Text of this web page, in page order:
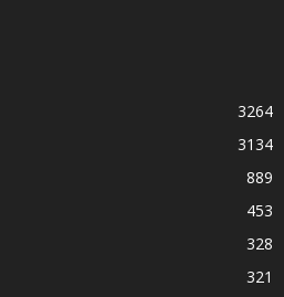
3264
3134
889
453
328
321